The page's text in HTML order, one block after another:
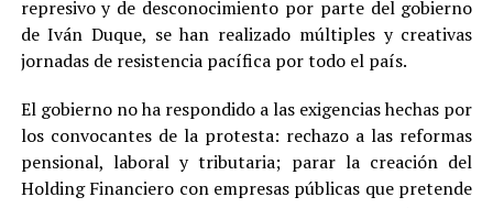
represivo y de desconocimiento por parte del gobierno
de Iván Duque, se han realizado múltiples y creativas
jornadas de resistencia pacífica por todo el país.
El gobierno no ha respondido a las exigencias hechas por
los convocantes de la protesta: rechazo a las reformas
pensional, laboral y tributaria; parar la creación del
Holding Financiero con empresas públicas que pretende